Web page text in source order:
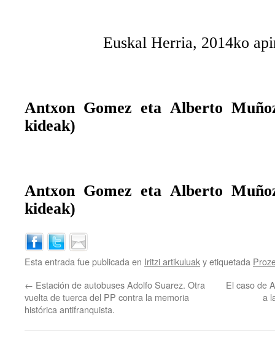
Euskal Herria, 2014ko
Antxon Gomez eta Alberto
kideak)
Antxon Gomez eta Alberto
kideak)
Esta entrada fue publicada en Iritzi artikuluaky etiquetada
← Estación de autobuses Adolfo Suarez. Otra
vuelta de tuerca del PP contra la memoria
histórica antifranquista.
El caso de
a